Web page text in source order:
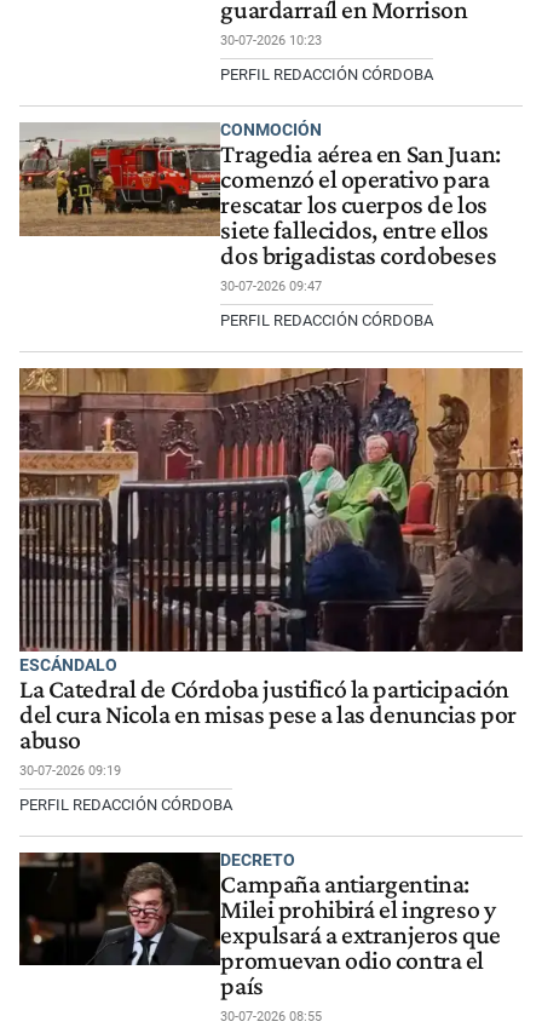
guardarraíl en Morrison
30-07-2026 10:23
PERFIL REDACCIÓN CÓRDOBA
CONMOCIÓN
Tragedia aérea en San Juan:
comenzó el operativo para
rescatar los cuerpos de los
siete fallecidos, entre ellos
dos brigadistas cordobeses
30-07-2026 09:47
PERFIL REDACCIÓN CÓRDOBA
ESCÁNDALO
La Catedral de Córdoba justificó la participación
del cura Nicola en misas pese a las denuncias por
abuso
30-07-2026 09:19
PERFIL REDACCIÓN CÓRDOBA
DECRETO
Campaña antiargentina:
Milei prohibirá el ingreso y
expulsará a extranjeros que
promuevan odio contra el
país
30-07-2026 08:55